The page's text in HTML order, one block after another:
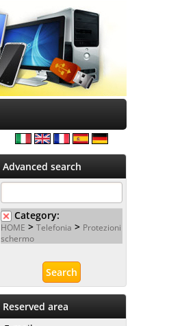
Advanced search
Category:
HOME > Telefonia > Protezioni
schermo
Reserved area